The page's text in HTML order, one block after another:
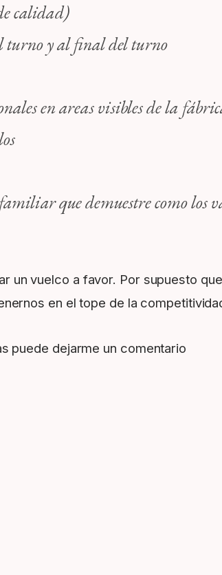
calidad)
turno y al final del turno
en areas visibles de la
que demuestre como los
un vuelco a favor. Por supuesto
en el tope de la
puede dejarme un comentario